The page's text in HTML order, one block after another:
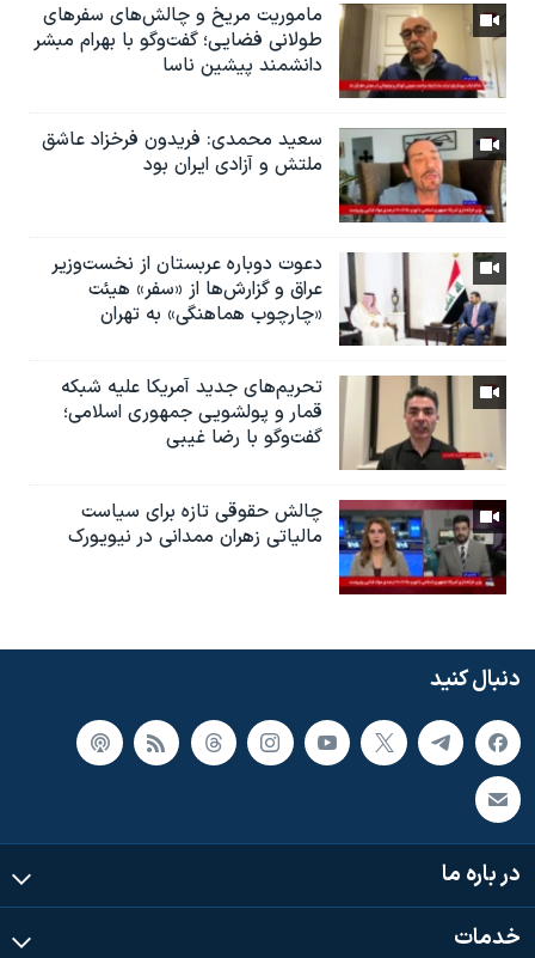
ماموریت مریخ و چالش‌های سفرهای
طولانی فضایی؛ گفت‌وگو با بهرام مبشر
دانشمند پیشین ناسا
سعید محمدی: فریدون فرخزاد عاشق
ملتش و آزادی ایران بود
دعوت دوباره عربستان از نخست‌وزیر
عراق و گزارش‌ها از «سفر» هیئت
«چارچوب هماهنگی» به تهران
تحریم‌های جدید آمریکا علیه شبکه
قمار و پولشویی جمهوری اسلامی؛
گفت‌وگو با رضا غیبی
چالش حقوقی تازه برای سیاست
مالیاتی زهران ممدانی در نیویورک
دنبال کنید
در باره ما
خدمات